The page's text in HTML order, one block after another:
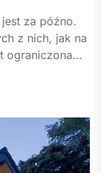
za późno.
z nich, jak na
ograniczona